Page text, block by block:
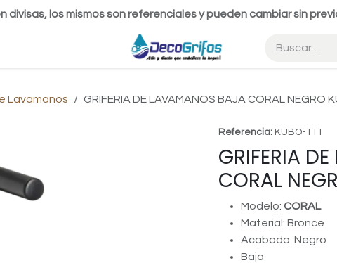
los mismos son referenciales y pueden cambiar sin
Lavamanos GRIFERIA DE LAVAMANOS BAJA CORAL NEGRO
Referencia: KUBO-111
GRIFERIA
CORAL
Modelo: CORAL
Material: Bronce
Acabado: Negro
Baja